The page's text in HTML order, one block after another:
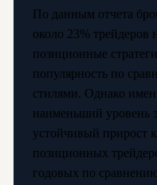
По данным отчета
около 23% трейдеров
позиционные
популярность по
стилями. Однако
наименьший уровень
устойчивый прирост
позиционных
годовых по